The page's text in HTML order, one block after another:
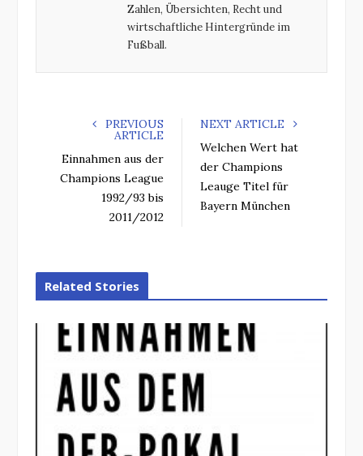
Zahlen, Übersichten, Recht und
wirtschaftliche Hintergründe im
Fußball.
PREVIOUS
ARTICLE
Einnahmen aus der
Champions League
1992/93 bis
2011/2012
NEXT ARTICLE
Welchen Wert hat
der Champions
Leauge Titel für
Bayern München
Related Stories